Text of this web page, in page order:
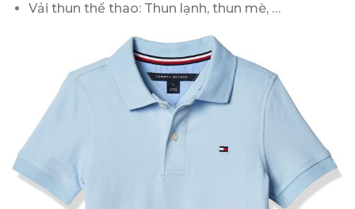
Vải thun thể thao: Thun lạnh, thun mè, …